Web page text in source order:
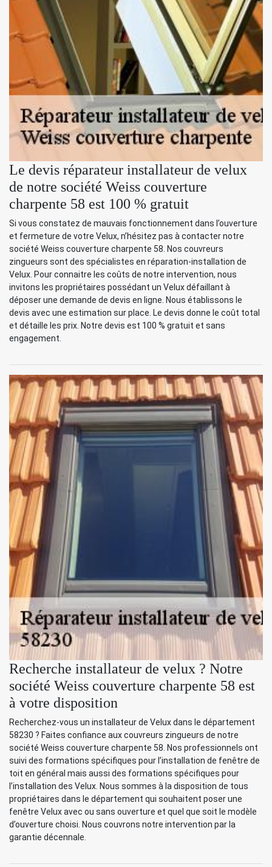
Le devis réparateur installateur de velux
de notre société Weiss couverture
charpente 58 est 100 % gratuit
Si vous constatez de mauvais fonctionnement dans l’ouverture
et fermeture de votre Velux, n’hésitez pas à contacter notre
société Weiss couverture charpente 58. Nos couvreurs
zingueurs sont des spécialistes en réparation-installation de
Velux. Pour connaitre les coûts de notre intervention, nous
invitons les propriétaires possédant un Velux défaillant à
déposer une demande de devis en ligne. Nous établissons le
devis avec une estimation sur place. Le devis donne le coût total
et détaille les prix. Notre devis est 100 % gratuit et sans
engagement.
Recherche installateur de velux ? Notre
société Weiss couverture charpente 58 est
à votre disposition
Recherchez-vous un installateur de Velux dans le département
58230 ? Faites confiance aux couvreurs zingueurs de notre
société Weiss couverture charpente 58. Nos professionnels ont
suivi des formations spécifiques pour l’installation de fenêtre de
toit en général mais aussi des formations spécifiques pour
l’installation des Velux. Nous sommes à la disposition de tous
propriétaires dans le département qui souhaitent poser une
fenêtre Velux avec ou sans ouverture et quel que soit le modèle
d’ouverture choisi. Nous couvrons notre intervention par la
garantie décennale.